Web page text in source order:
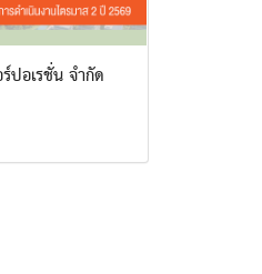
ปอเรชั่น จำกัด